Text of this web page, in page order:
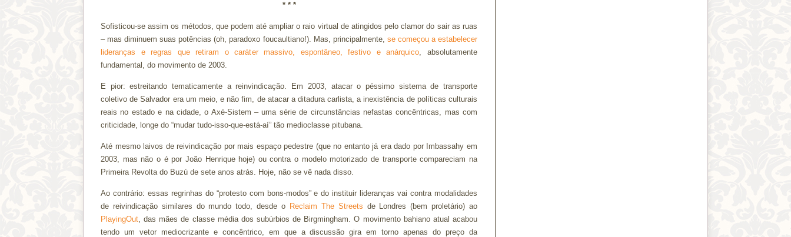
* * *
Sofisticou-se assim os métodos, que podem até ampliar o raio virtual de atingidos pelo clamor do sair as ruas
– mas diminuem suas potências (oh, paradoxo foucaultiano!). Mas, principalmente, se começou a estabelecer
lideranças e regras que retiram o caráter massivo, espontâneo, festivo e anárquico, absolutamente
fundamental, do movimento de 2003.
E pior: estreitando tematicamente a reinvindicação. Em 2003, atacar o péssimo sistema de transporte
coletivo de Salvador era um meio, e não fim, de atacar a ditadura carlista, a inexistência de políticas culturais
reais no estado e na cidade, o Axé-Sistem – uma série de circunstâncias nefastas concêntricas, mas com
criticidade, longe do “mudar tudo-isso-que-está-aí” tão medioclasse pitubana.
Até mesmo laivos de reivindicação por mais espaço pedestre (que no entanto já era dado por Imbassahy em
2003, mas não o é por João Henrique hoje) ou contra o modelo motorizado de transporte compareciam na
Primeira Revolta do Buzú de sete anos atrás. Hoje, não se vê nada disso.
Ao contrário: essas regrinhas do “protesto com bons-modos” e do instituir lideranças vai contra modalidades
de reivindicação similares do mundo todo, desde o Reclaim The Streets de Londres (bem proletário) ao
PlayingOut, das mães de classe média dos subúrbios de Birgmingham. O movimento bahiano atual acabou
tendo um vetor mediocrizante e concêntrico, em que a discussão gira em torno apenas do preço da